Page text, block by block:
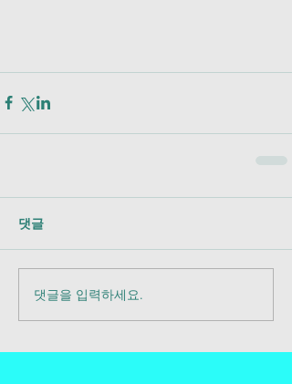
댓글
댓글을 입력하세요.